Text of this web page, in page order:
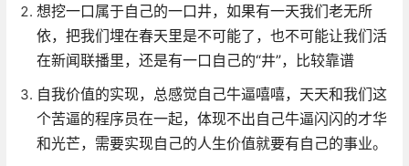
想挖一口属于自己的一口井，如果有一天我们老无所
依，把我们埋在春天里是不可能了，也不可能让我们活
在新闻联播里，还是有一口自己的“井”，比较靠谱
自我价值的实现，总感觉自己牛逼嘻嘻，天天和我们这
个苦逼的程序员在一起，体现不出自己牛逼闪闪的才华
和光芒，需要实现自己的人生价值就要有自己的事业。